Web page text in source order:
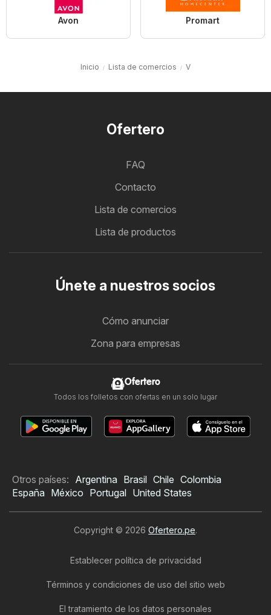
Avon Promart
Inicio Lista de comercios V
Ofertero
FAQ
Contacto
Lista de comercios
Lista de productos
Únete a nuestros socios
Cómo anunciar
Zona para empresas
Ofertero
Todos los folletos con ofertas en un solo lugar
Otros países: Argentina Brasil Chile Colombia
España México Portugal United States
Copyright © 2026 Ofertero.pe.
Establecer política de privacidad
Términos y condiciones de uso del sitio web
El tratamiento de los datos personales